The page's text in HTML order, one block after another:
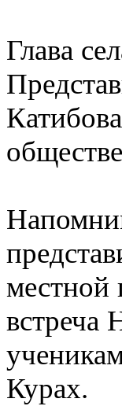
Глава
местной
встреча
Курах.